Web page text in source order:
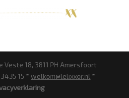
Veste 18, 3811 PH Amersfoort
15 *welkom@lelixxor.nl *